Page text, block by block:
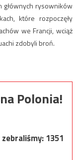
głównych rysowników
które rozpoczęły
we Francji, wciąż
zdobyli broń.
Polonia!
zebraliśmy:1351